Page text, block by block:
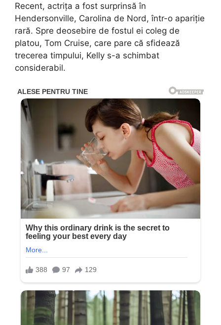
Recent, actrița a fost surprinsă în
Hendersonville, Carolina de Nord, într-o apariție
rară. Spre deosebire de fostul ei coleg de
platou, Tom Cruise, care pare că sfidează
trecerea timpului, Kelly s-a schimbat
considerabil.